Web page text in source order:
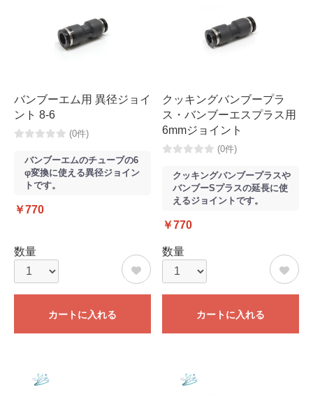
バンブーエム用 異径ジョイ
ント 8-6
(0件)
バンブーエムのチューブの6
φ変換に使える異径ジョイン
トです。
￥770
数量
カートに入れる
クッキングバンブープラ
ス・バンブーエスプラス用
6mmジョイント
(0件)
クッキングバンブープラスや
バンブーSプラスの延長に使
えるジョイントです。
￥770
数量
カートに入れる